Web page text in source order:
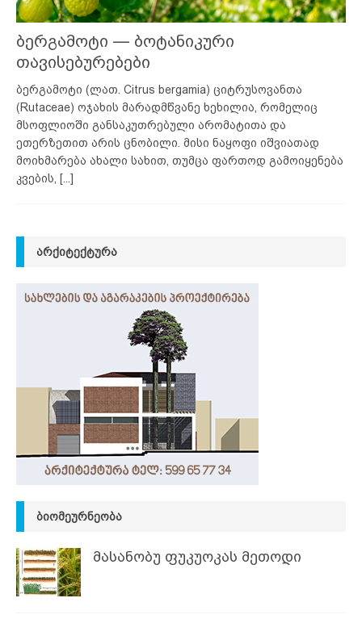
ბერგამოტი — ბოტანიკური
თავისებურებები
ბერგამოტი (ლათ. Citrus bergamia) ციტრუსოვანთა
(Rutaceae) ოჯახის მარადმწვანე ხეხილია, რომელიც
მსოფლიოში განსაკუთრებული არომატითა და
ეთერზეთით არის ცნობილი. მისი ნაყოფი იშვიათად
მოიხმარება ახალი სახით, თუმცა ფართოდ გამოიყენება
კვების, [...]
ᲐᲠᲥᲘᲢᲔᲥᲢᲣᲠᲐ
ᲑᲘᲝᲛᲔᲣᲠᲜᲔᲝᲑᲐ
მასანობუ ფუკუოკას მეთოდი